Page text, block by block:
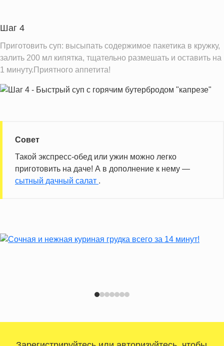
Шаг 4
Приготовить суп: высыпать содержимое пакетика в кружку,
залить 200 мл кипятка, тщательно размешать и оставить на
1 минуту.Приятного аппетита!
Совет
Такой экспресс-обед или ужин можно легко
приготовить на даче! А в дополнение к нему —
сытный дачный салат .